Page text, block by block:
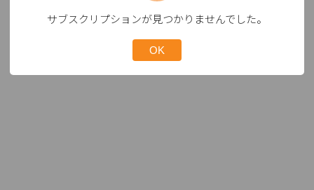
サブスクリプションが見つかりませんでした。
OK